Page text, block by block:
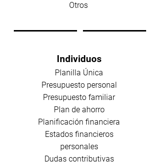
Otros
Individuos
Planilla Única
Presupuesto personal
Presupuesto familiar
Plan de ahorro
Planificación financiera
Estados financieros
personales
Dudas contributivas